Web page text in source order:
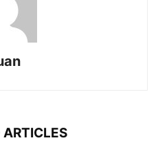
ARTICLES